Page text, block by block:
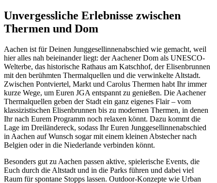
Unvergessliche Erlebnisse zwischen
Thermen und Dom
Aachen ist für Deinen Junggesellinnenabschied wie gemacht, weil
hier alles nah beieinander liegt: der Aachener Dom als UNESCO-
Welterbe, das historische Rathaus am Katschhof, der Elisenbrunnen
mit den berühmten Thermalquellen und die verwinkelte Altstadt.
Zwischen Pontviertel, Markt und Carolus Thermen habt Ihr immer
kurze Wege, um Euren JGA entspannt zu genießen. Die Aachener
Thermalquellen geben der Stadt ein ganz eigenes Flair – vom
klassizistischen Elisenbrunnen bis zu modernen Thermen, in denen
Ihr nach Eurem Programm noch relaxen könnt. Dazu kommt die
Lage im Dreiländereck, sodass Ihr Euren Junggesellinnenabschied
in Aachen auf Wunsch sogar mit einem kleinen Abstecher nach
Belgien oder in die Niederlande verbinden könnt.
Besonders gut zu Aachen passen aktive, spielerische Events, die
Euch durch die Altstadt und in die Parks führen und dabei viel
Raum für spontane Stopps lassen. Outdoor-Konzepte wie Urban